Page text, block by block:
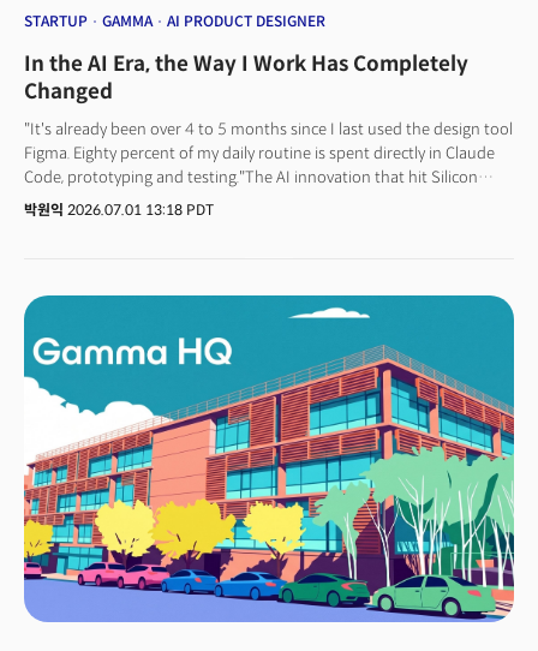
STARTUP GAMMA AI PRODUCT DESIGNER
In the AI Era, the Way I Work Has Completely
Changed
"It's already been over 4 to 5 months since I last used the design tool
Figma. Eighty percent of my daily routine is spent directly in Claude
Code, prototyping and testing."The AI innovation that hit Silicon
Valley developers is rapidly spreading into adjacent areas. A major
about by AI adoption first affected software developers. As code-
writing speed increased rapidly and quality improved, entrusting
coding to AI became the mainstream. According to Google CEO
Sundar Pichai, even within Google, where the world's top developers
gather, AI agents write 75% of new code.👉 "75% of new codes
generated by AI"... The future shown by Google's 'Gemini Agent
Platform'The key point is that the AI-driven work revolution is not
limited to the development domain. In Silicon Valley, non-developers
are also using AI to improve work efficiency or turn their ideas into
reality through AI coding, making it a daily routine. Designers who
work closely with developers are prime examples.
박원익 2026.07.01 13:18 PDT